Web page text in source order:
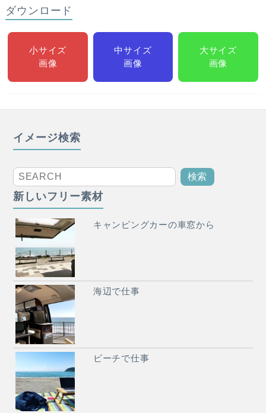
ダウンロード
小サイズ
画像
中サイズ
画像
大サイズ
画像
イメージ検索
新しいフリー素材
キャンピングカーの車窓から
海辺で仕事
ビーチで仕事